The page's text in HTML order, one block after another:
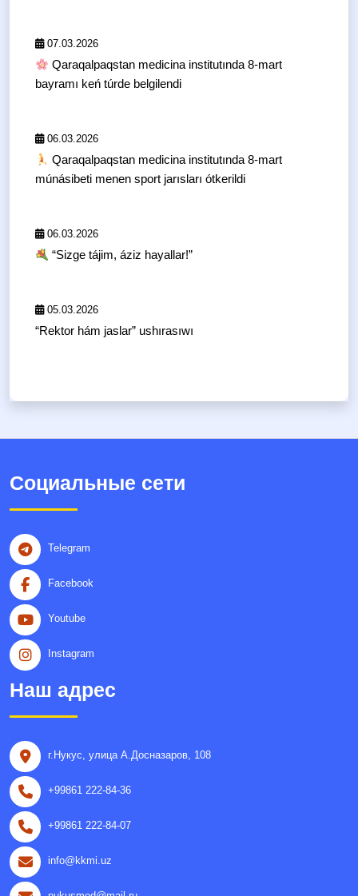
07.03.2026
Qaraqalpaqstan medicina institutında 8-mart
bayramı keń túrde belgilendi
06.03.2026
Qaraqalpaqstan medicina institutında 8-mart
múnásibeti menen sport jarısları ótkerildi
06.03.2026
“Sizge tájim, áziz hayallar!”
05.03.2026
“Rektor hám jaslar” ushırasıwı
Социальные сети
Telegram
Facebook
Youtube
Instagram
Наш адрес
г.Нукус, улица A.Досназаров, 108
+99861 222-84-36
+99861 222-84-07
info@kkmi.uz